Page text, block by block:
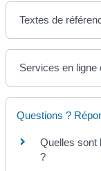
Textes de
Services en ligne
Questions ?
Quelles sont
?